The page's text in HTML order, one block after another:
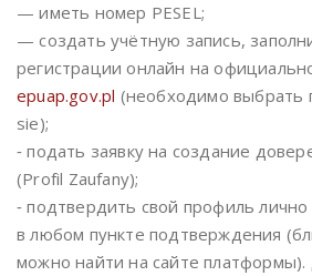
— иметь номер PESEL;
— создать учётную запись,
регистрации онлайн на
epuap.gov.pl (необходимо выбрать
sie);
⁃ подать заявку на создание
(Profil Zaufany);
⁃ подтвердить свой профиль
в любом пункте подтверждения
можно найти на сайте